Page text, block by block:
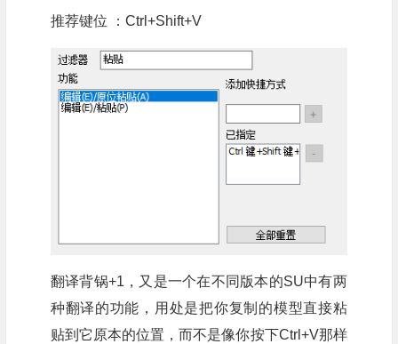
推荐键位 ：Ctrl+Shift+V
翻译背锅+1，又是一个在不同版本的SU中有两
种翻译的功能，用处是把你复制的模型直接粘
贴到它原本的位置，而不是像你按下Ctrl+V那样